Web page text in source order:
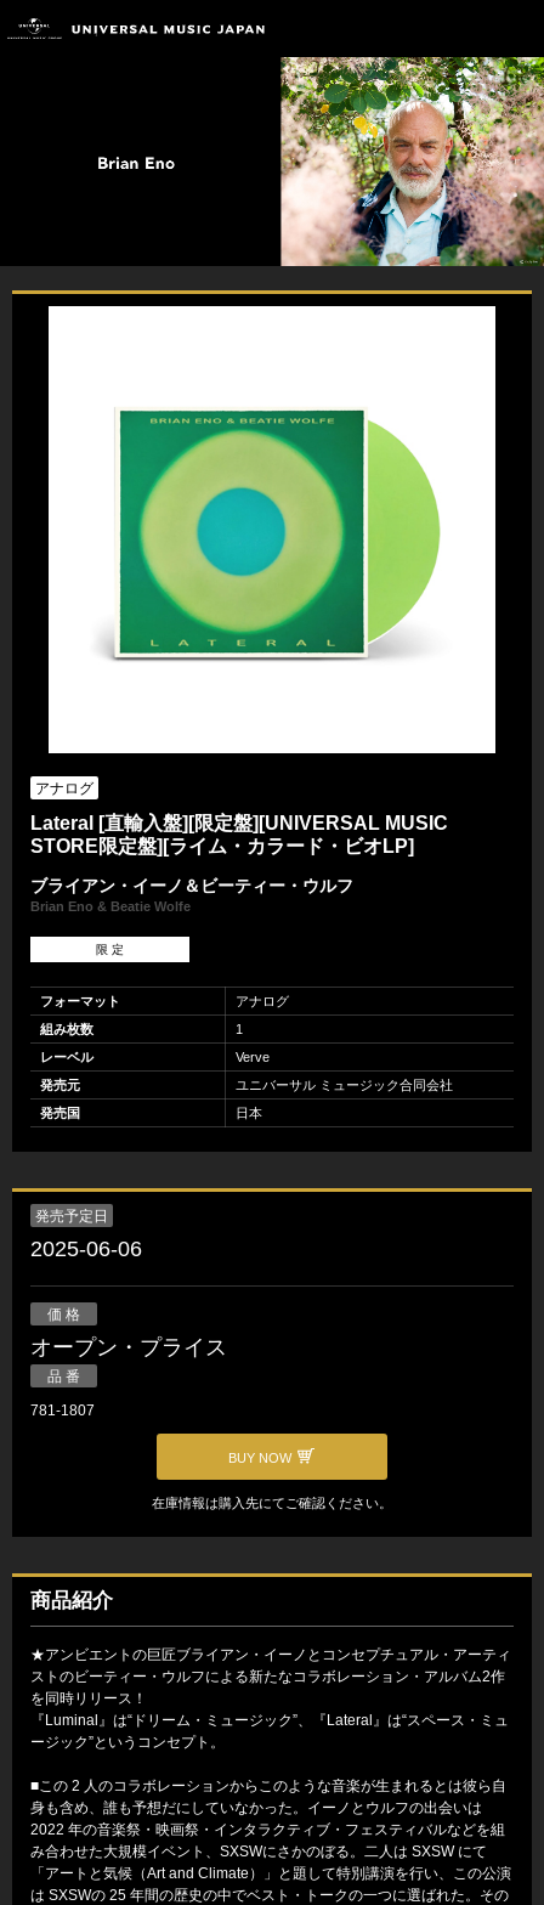
アナログ
Lateral [直輸入盤][限定盤][UNIVERSAL MUSIC
STORE限定盤][ライム・カラード・ビオLP]
ブライアン・イーノ＆ビーティー・ウルフ
Brian Eno & Beatie Wolfe
限 定
フォーマット
アナログ
組み枚数
1
レーベル
Verve
発売元
ユニバーサル ミュージック合同会社
発売国
日本
発売予定日
2025-06-06
価 格
オープン・プライス
品 番
781-1807
BUY NOW
在庫情報は購入先にてご確認ください。
商品紹介
★アンビエントの巨匠ブライアン・イーノとコンセプチュアル・アーティ
ストのビーティー・ウルフによる新たなコラボレーション・アルバム2作
を同時リリース！
『Luminal』は“ドリーム・ミュージック”、『Lateral』は“スペース・ミュ
ージック”というコンセプト。
■この 2 人のコラボレーションからこのような音楽が生まれるとは彼ら自
身も含め、誰も予想だにしていなかった。イーノとウルフの出会いは
2022 年の音楽祭・映画祭・インタラクティブ・フェスティバルなどを組
み合わせた大規模イベント、SXSWにさかのぼる。二人は SXSW にて
「アートと気候（Art and Climate）」と題して特別講演を行い、この公演
は SXSWの 25 年間の歴史の中でベスト・トークの一つに選ばれた。その